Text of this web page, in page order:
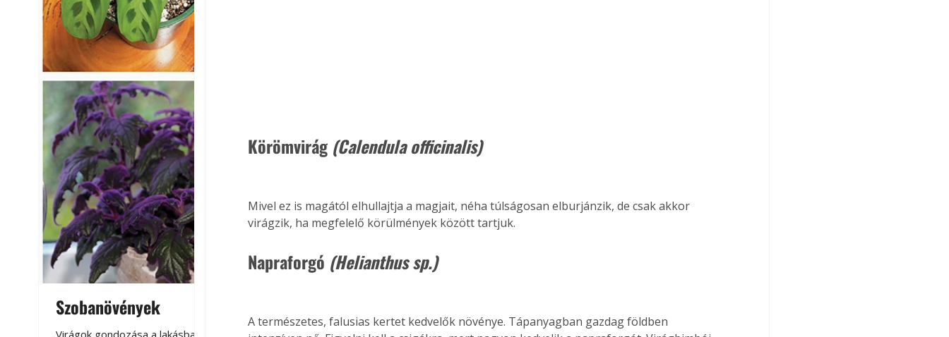
Szobanövények
teraszon, lakásban
természet kincsei az
Körömvirág (Calendula officinalis)
Mivel ez is magától elhullajtja a magjait, néha túlságosan elburjánzik, de csak akkor
virágzik, ha megfelelő körülmények között tartjuk.
Napraforgó (Helianthus sp.)
A természetes, falusias kertet kedvelők növénye. Tápanyagban gazdag földben